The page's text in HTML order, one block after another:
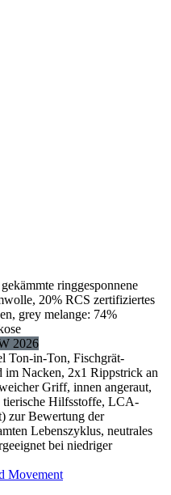
ringgesponnene
20% RCS zertifiziertes
grey melange: 74%
2026
Ton-in-Ton, Fischgrät-
Nacken, 2x1 Rippstrick an
Griff, innen angeraut,
tierische Hilfsstoffe, LCA-
zur Bewertung der
Lebenszyklus, neutrales
bei niedriger
Movement